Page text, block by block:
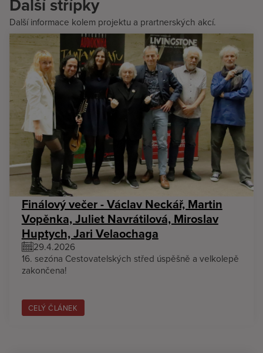
Další informace kolem projektu a prartnerských akcí.
Finálový večer - Václav Neckář, Martin
Vopěnka, Juliet Navrátilová, Miroslav
Huptych, Jari Velaochaga
29.4.2026
16. sezóna Cestovatelských střed úspěšně a velkolepě
zakončena!
CELÝ ČLÁNEK